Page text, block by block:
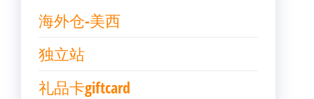
海外仓-美西
独立站
礼品卡giftcard